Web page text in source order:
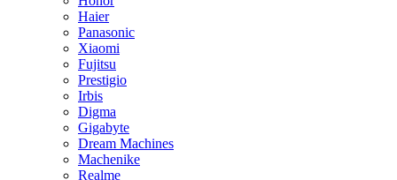
Haier
Panasonic
Xiaomi
Fujitsu
Prestigio
Irbis
Digma
Gigabyte
Dream Machines
Machenike
Realme